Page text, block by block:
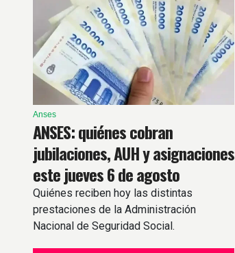
Anses
ANSES: quiénes cobran
jubilaciones, AUH y asignaciones
este jueves 6 de agosto
Quiénes reciben hoy las distintas
prestaciones de la Administración
Nacional de Seguridad Social.